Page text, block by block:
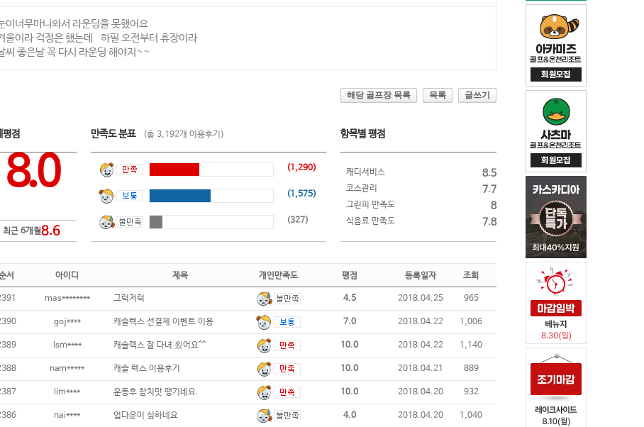
이너무마니와서 라운딩을 못했어요
울이라 걱정은 했는데 하필 오전부터 휴장이라
씨 좋은날 꼭 다시 라운딩 해야지~~
해당 골프장 목록 목록 글쓰기
평점
8.0
최근 6개월8.6
만족도 분표 (총 3,192개 이용후기)
(1,290)
(1,575)
(327)
항목별 평점
캐디서비스 8.5
코스관리 7.7
그린피 만족도 8
식음료 만족도 7.8
서 아이디 제목 개인만족도 평점 등록일자 조회
mas******** 그럭저럭 4.5 2018.04.25 965
goj**** 캐슬렉스 선결제 이벤트 이용 7.0 2018.04.22 1,006
lsm**** 캐슬렉스 잘 다녀 욌어요^^ 10.0 2018.04.22 1,140
nam***** 캐슬 렉스 이용후기 10.0 2018.04.21 889
lim**** 운동후 참치맛 땡기네요. 10.0 2018.04.20 932
nai**** 업다운이 심하네요 4.0 2018.04.20 1,040